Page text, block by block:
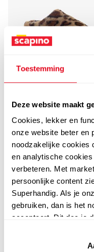
Toestemming
Deze website maakt
Cookies, lekker en
onze website beter en
noodzakelijke cookies
en analytische
verbeteren. Met
persoonlijke content
Superhandig. Als je
gebruiken, dan is het
accepteert. Dit doe je
website niet optimaal
met panterprint
16,991499